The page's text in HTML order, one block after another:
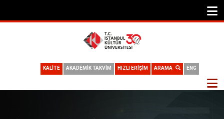
ENG
ARAMA
HIZLI ERİŞİM
AKADEMİK TAKVİM
KALİTE